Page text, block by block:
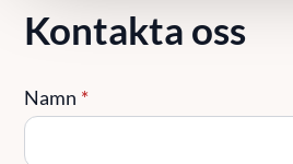
Kontakta oss
Namn *